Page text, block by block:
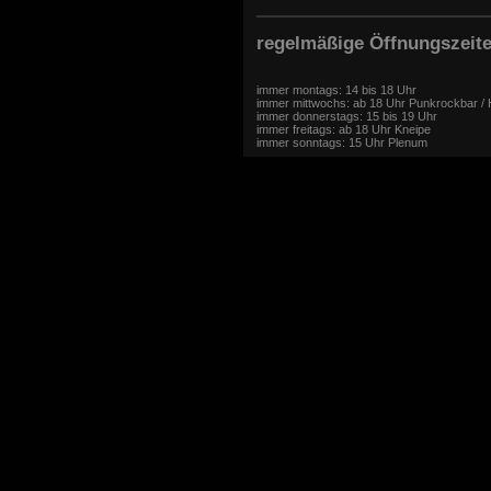
regelmäßige
immer montags: 14 bis 18 Uhr
immer mittwochs: ab 18 Uhr Punkrockbar /
immer donnerstags: 15 bis 19 Uhr
immer freitags: ab 18 Uhr Kneipe
immer sonntags: 15 Uhr Plenum